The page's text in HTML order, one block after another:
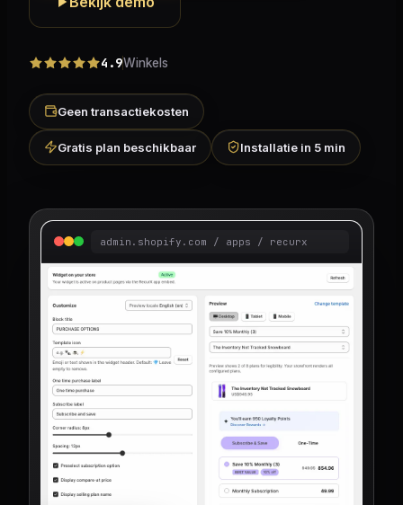
4.9Winkels
Geen transactiekosten
Gratis plan beschikbaar Installatie in 5 min
admin.shopify.com / apps / recurx